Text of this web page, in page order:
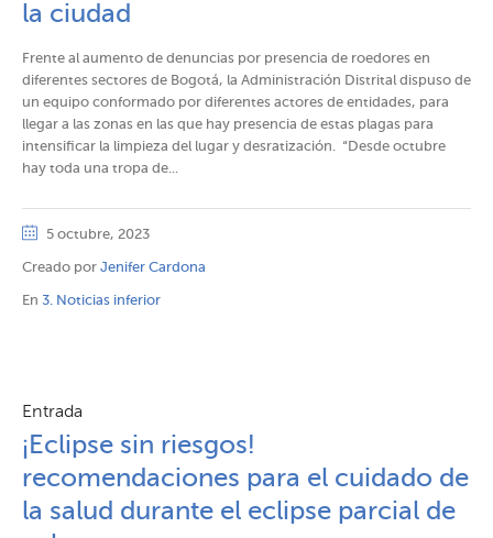
la ciudad​​
​Frente al aumento de denuncias por presencia de roedores en
diferentes sectores de Bogotá, la Administración Distrital dispuso de
un equipo conformado por diferentes actores de entidades, para
llegar a las zonas en las que hay presencia de estas plagas para
intensificar la limpieza del lugar y desratización. “Desde octubre
hay toda una tropa de...
5 octubre, 2023
Creado por Jenifer Cardona
En 3. Noticias inferior
Entrada
¡Eclipse sin riesgos!
recomendaciones para el cuidado de
la salud durante el eclipse parcial de